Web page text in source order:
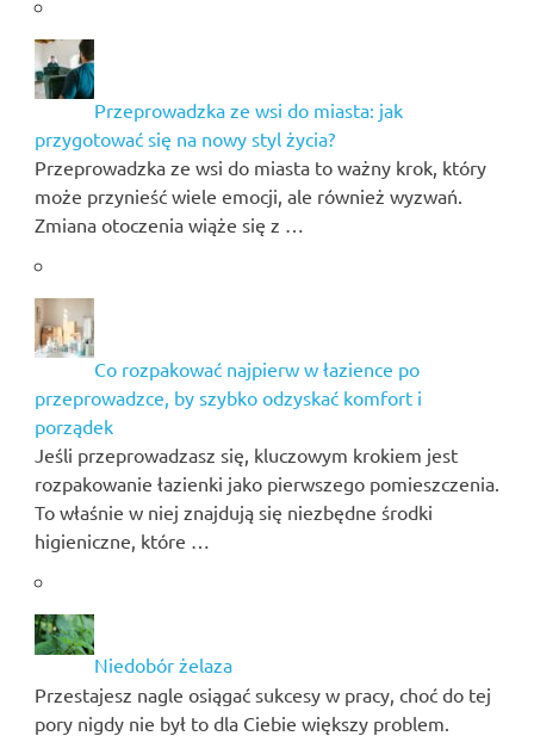
Przeprowadzka ze wsi do miasta: jak
przygotować się na nowy styl życia?
Przeprowadzka ze wsi do miasta to ważny krok, który
może przynieść wiele emocji, ale również wyzwań.
Zmiana otoczenia wiąże się z …
Co rozpakować najpierw w łazience po
przeprowadzce, by szybko odzyskać komfort i
porządek
Jeśli przeprowadzasz się, kluczowym krokiem jest
rozpakowanie łazienki jako pierwszego pomieszczenia.
To właśnie w niej znajdują się niezbędne środki
higieniczne, które …
Niedobór żelaza
Przestajesz nagle osiągać sukcesy w pracy, choć do tej
pory nigdy nie był to dla Ciebie większy problem.